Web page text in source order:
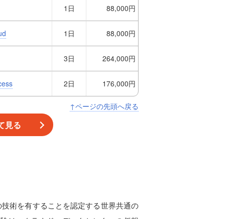
1日 88,000円
1日 88,000円
3日 264,000円
2日 176,000円
↑ページの先頭へ戻る
見る
術を有することを認定する世界共通の